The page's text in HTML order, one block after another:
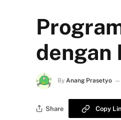
dengan
By Anang Prasetyo
Share Copy